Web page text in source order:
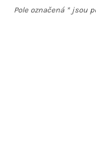
Pole označená *jsou